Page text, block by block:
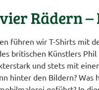
Rädern
führen wir T-Shirts mit
britischen Künstlers Phil
und stets mit
hinter den Bildern? Was